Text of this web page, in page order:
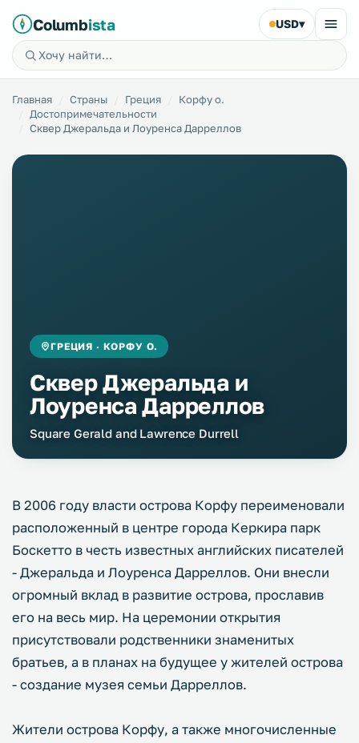
Columbista USD▾
Главная Страны Греция
Корфу о.
Достопримечательности
Сквер Джеральда и Лоуренса Дарреллов
ГРЕЦИЯ · КОРФУ О.
Сквер Джеральда и
Лоуренса Дарреллов
Square Gerald and Lawrence Durrell
В 2006 году власти острова Корфу переименовали
расположенный в центре города Керкира парк
Боскетто в честь известных английских писателей
- Джеральда и Лоуренса Дарреллов. Они внесли
огромный вклад в развитие острова, прославив
его на весь мир. На церемонии открытия
присутствовали родственники знаменитых
братьев, а в планах на будущее у жителей острова
- создание музея семьи Дарреллов.
Жители острова Корфу, а также многочисленные